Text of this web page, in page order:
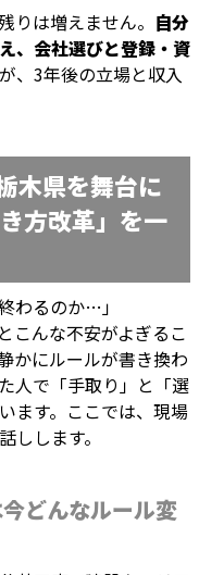
りは増えません。 自分
、会社選びと登録・資
が、3年後の立場と収入
木県を舞台に
方改革」を一
わるのか…」
こんな不安がよぎるこ
かにルールが書き換わ
人で「手取り」と「選
ます。ここでは、現場
します。
どんなルール変